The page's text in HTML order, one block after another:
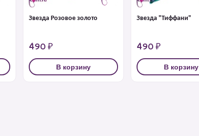
Звезда Розовое золото
490 ₽
В корзину
Звезда "Тиффани"
490 ₽
В корзину